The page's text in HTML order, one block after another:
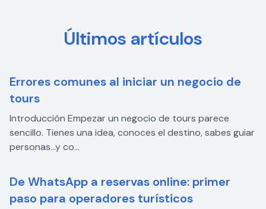
Últimos artículos
Errores comunes al iniciar un negocio de
tours
Introducción Empezar un negocio de tours parece
sencillo. Tienes una idea, conoces el destino, sabes guiar
personas…y co...
De WhatsApp a reservas online: primer
paso para operadores turísticos